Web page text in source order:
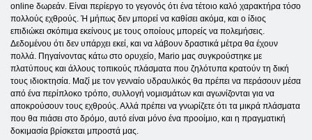
online δωρεάν. Είναι περίεργο το γεγονός ότι ένα τέτοιο καλό χαρακτήρα τόσο
πολλούς εχθρούς. Ή μήπως δεν μπορεί να καθίσει ακόμα, και ο ίδιος
επιδιώκει σκόπιμα εκείνους με τους οποίους μπορείς να πολεμήσεις.
Δεδομένου ότι δεν υπάρχει εκεί, και να λάβουν δραστικά μέτρα θα έχουν
πολλά. Πηγαίνοντας κάτω στο ορυχείο, Mario μας συγκρούστηκε με
πλατύπους και άλλους τοπικούς πλάσματα που ζηλότυπα κρατούν τη δική
τους ιδιοκτησία. Μαζί με τον γενναίο υδραυλικός θα πρέπει να περάσουν μέσα
από ένα περίπλοκο τρόπο, συλλογή νομισμάτων και αγωνίζονται για να
αποκρούσουν τους εχθρούς. Αλλά πρέπει να γνωρίζετε ότι τα μικρά πλάσματα
που θα πιάσει στο δρόμο, αυτό είναι μόνο ένα προοίμιο, και η πραγματική
δοκιμασία βρίσκεται μπροστά μας.